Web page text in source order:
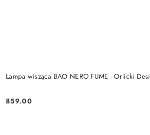
Lampa wisząca BAO NERO FUME - Orlicki
Cena:
859.00